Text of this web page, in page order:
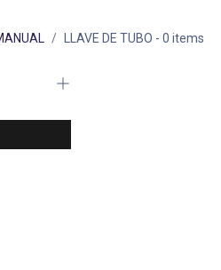
LLAVE DE TUBO - 0 items